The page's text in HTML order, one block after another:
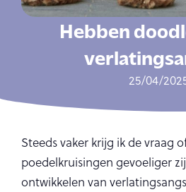
Hebben
25/04/
Steeds vaker krijg ik de vraag
poedelkruisingen gevoeliger
ontwikkelen van